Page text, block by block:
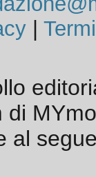
|
di
al